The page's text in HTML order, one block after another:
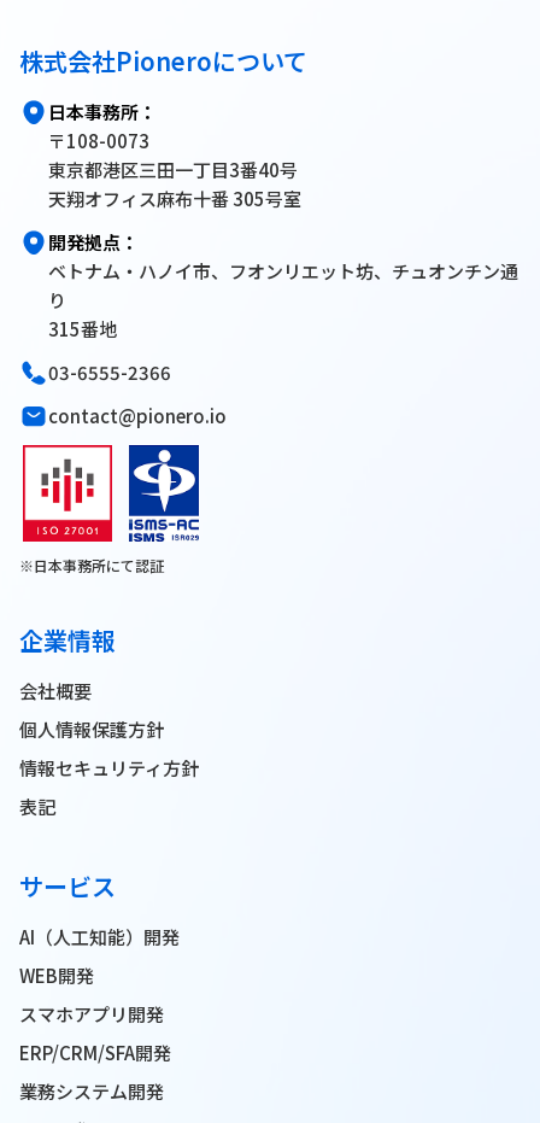
株式会社Pioneroについて
日本事務所：
〒108-0073
東京都港区三田一丁目3番40号
天翔オフィス麻布十番 305号室
開発拠点：
ベトナム・ハノイ市、フオンリエット坊、チュオンチン通
り
315番地
03-6555-2366
contact@pionero.io
※日本事務所にて認証
企業情報
会社概要
個人情報保護方針
情報セキュリティ方針
表記
サービス
AI（人工知能）開発
WEB開発
スマホアプリ開発
ERP/CRM/SFA開発
業務システム開発